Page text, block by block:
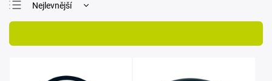
Nejlevnější
Nejprodávanější